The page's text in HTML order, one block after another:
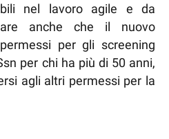
nel lavoro agile e da
anche che il nuovo
per gli screening
per chi ha più di 50 anni,
agli altri permessi per la